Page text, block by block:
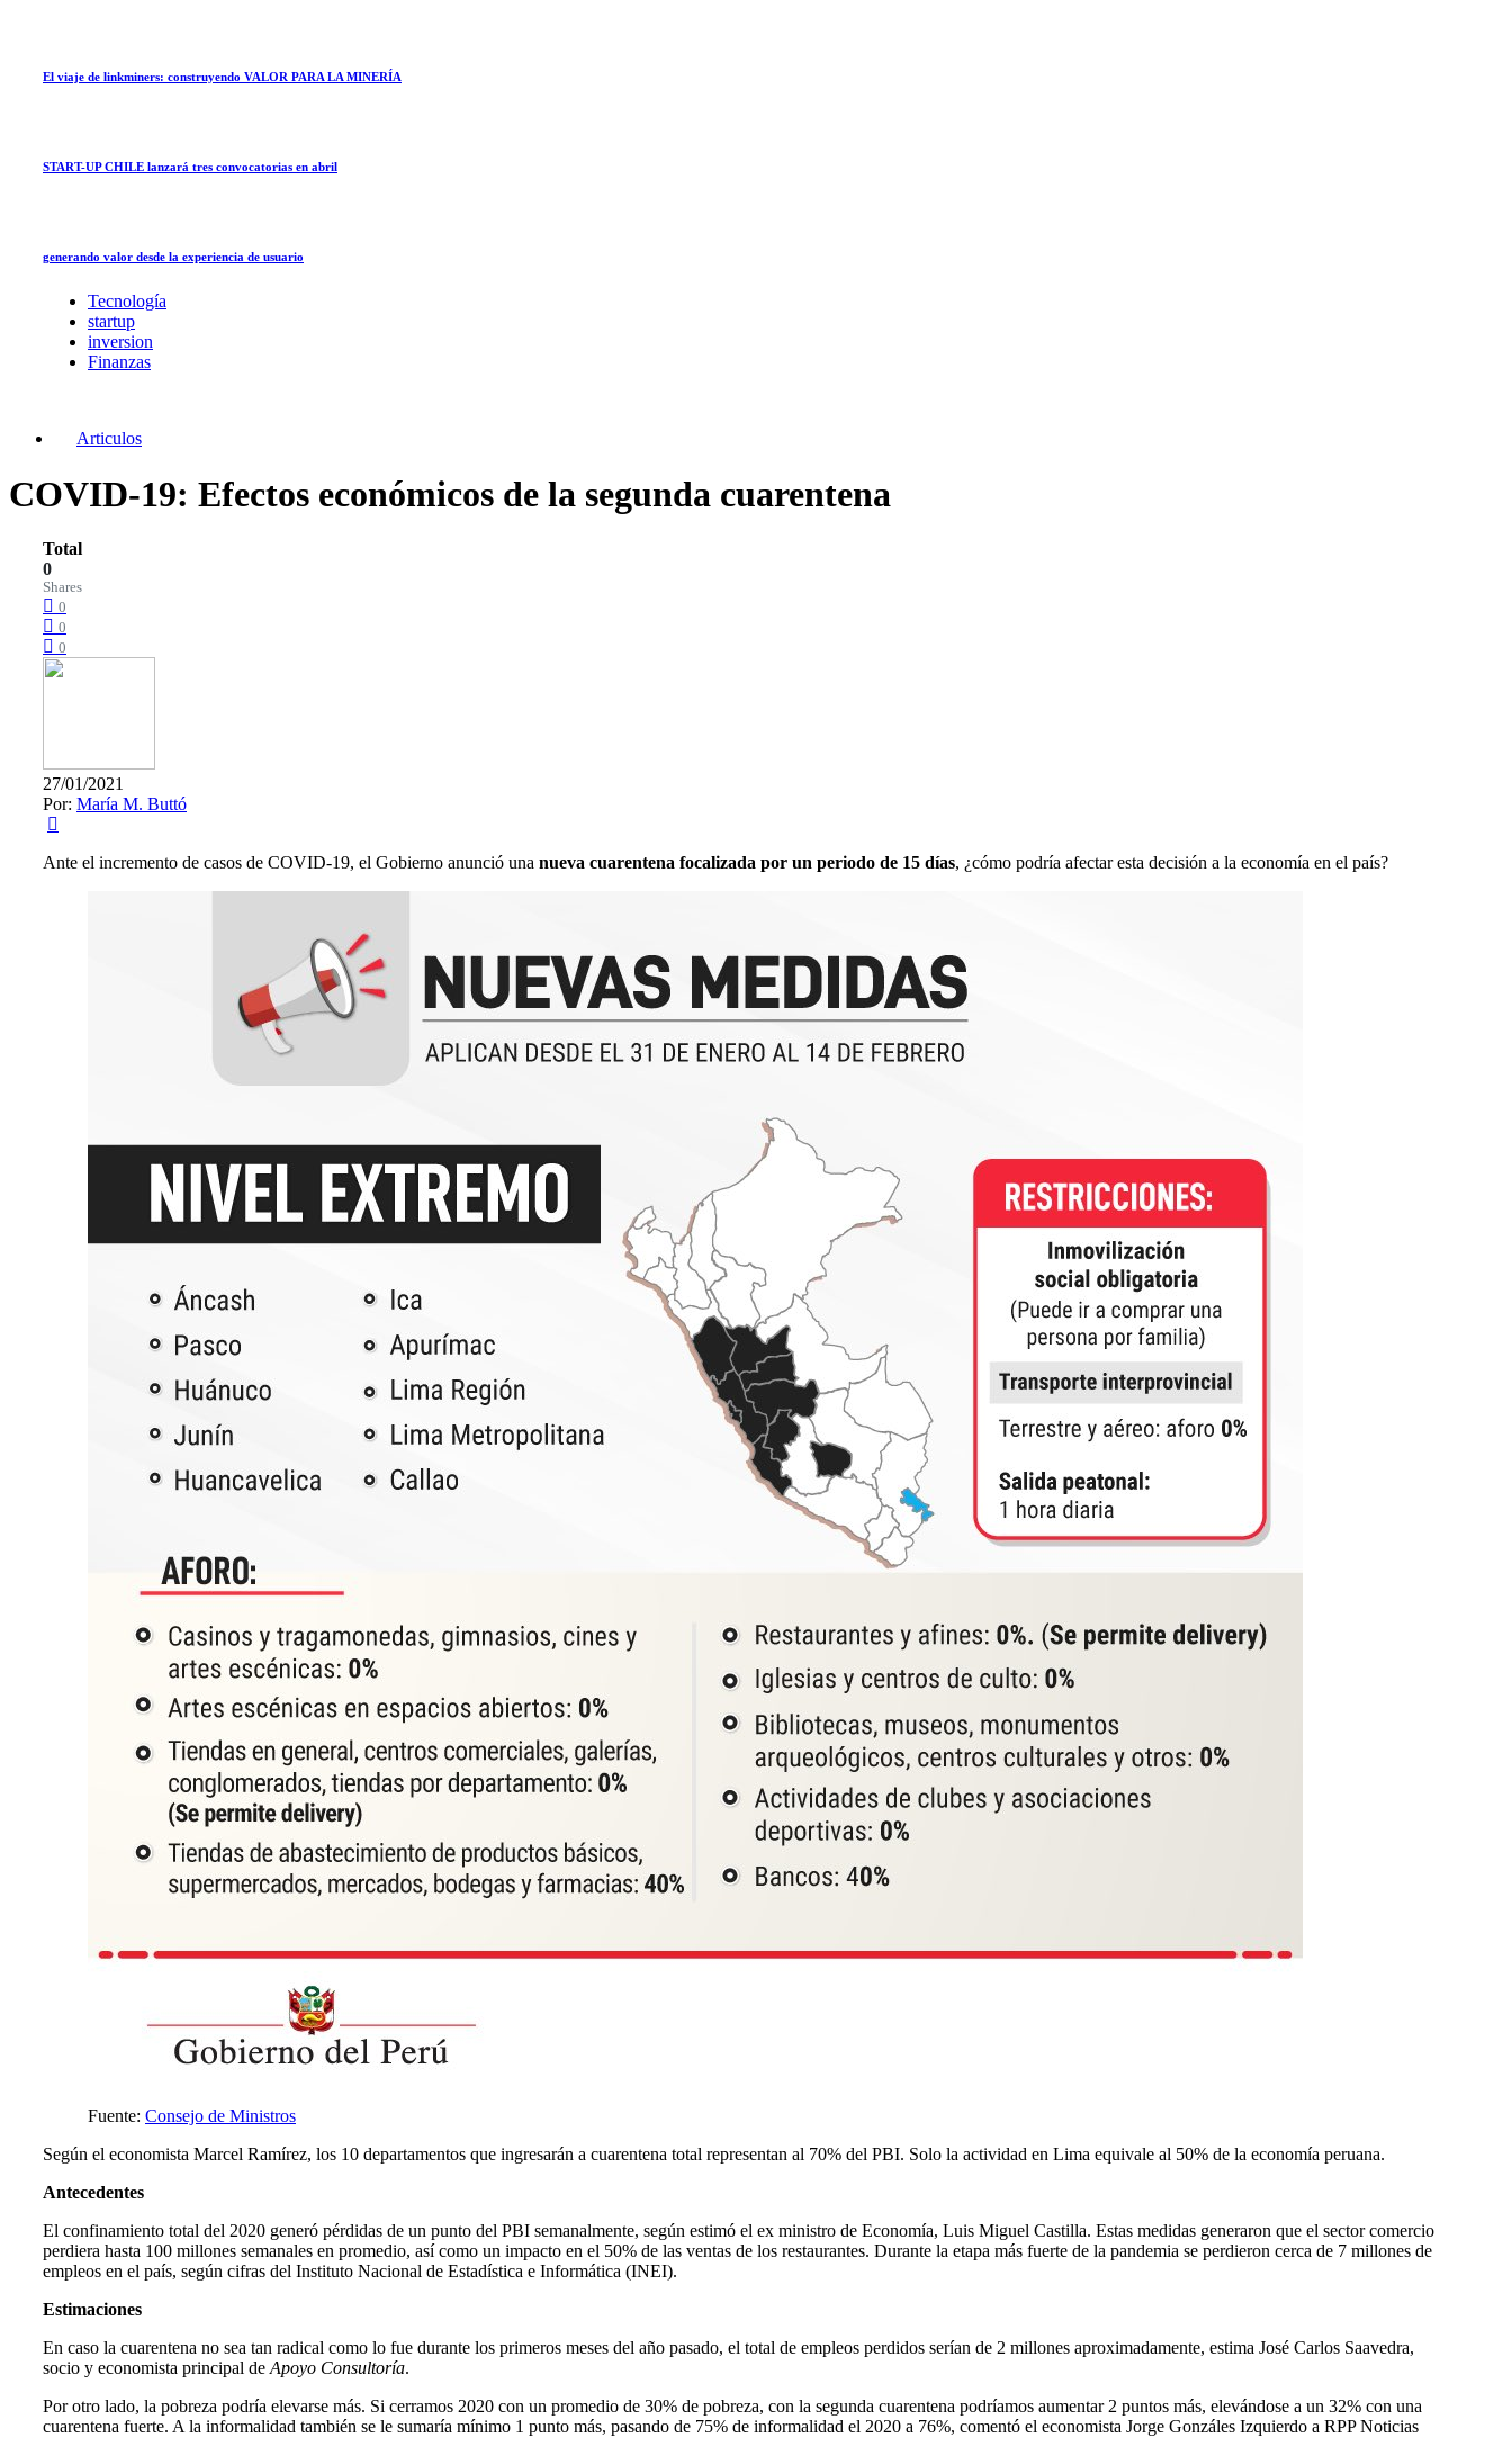
El viaje de linkminers: construyendo VALOR PARA LA MINERÍA
START-UP CHILE lanzará tres convocatorias en abril
generando valor desde la experiencia de usuario
Tecnología
startup
inversion
Finanzas
Articulos
COVID-19: Efectos económicos de la segunda cuarentena
Total
0
Shares
0
0
0
27/01/2021
Por: María M. Buttó
Ante el incremento de casos de COVID-19, el Gobierno anunció una nueva cuarentena focalizada por un periodo de 15 días, ¿cómo podría afectar esta decisión a la economía en el país?
Fuente: Consejo de Ministros
Según el economista Marcel Ramírez, los 10 departamentos que ingresarán a cuarentena total representan al 70% del PBI. Solo la actividad en Lima equivale al 50% de la economía peruana.
Antecedentes
El confinamiento total del 2020 generó pérdidas de un punto del PBI semanalmente, según estimó el ex ministro de Economía, Luis Miguel Castilla. Estas medidas generaron que el sector comercio
perdiera hasta 100 millones semanales en promedio, así como un impacto en el 50% de las ventas de los restaurantes. Durante la etapa más fuerte de la pandemia se perdieron cerca de 7 millones de
empleos en el país, según cifras del Instituto Nacional de Estadística e Informática (INEI).
Estimaciones
En caso la cuarentena no sea tan radical como lo fue durante los primeros meses del año pasado, el total de empleos perdidos serían de 2 millones aproximadamente, estima José Carlos Saavedra,
socio y economista principal de Apoyo Consultoría.
Por otro lado, la pobreza podría elevarse más. Si cerramos 2020 con un promedio de 30% de pobreza, con la segunda cuarentena podríamos aumentar 2 puntos más, elevándose a un 32% con una
cuarentena fuerte. A la informalidad también se le sumaría mínimo 1 punto más, pasando de 75% de informalidad el 2020 a 76%, comentó el economista Jorge Gonzáles Izquierdo a RPP Noticias